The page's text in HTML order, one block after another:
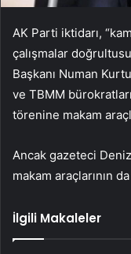
AK Parti iktidarı,
çalışmalar
Başkanı Numan
ve TBMM
törenine makam
Ancak gazeteci
makam araçlarının
İlgili Makaleler